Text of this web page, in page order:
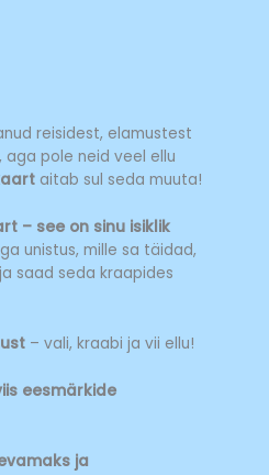
reisidest, elamustest
pole neid veel ellu
aitab sul seda muuta!
– see on sinu isiklik
unistus, mille sa täidad,
saad seda kraapides
– vali, kraabi ja vii ellu!
eesmärkide
ja